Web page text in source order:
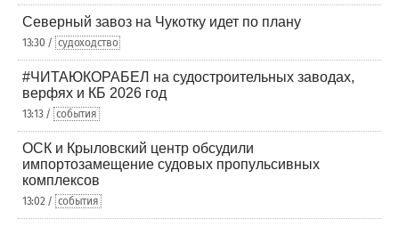
Северный завоз на Чукотку идет по плану
13:30 / судоходство
#ЧИТАЮКОРАБЕЛ на судостроительных заводах,
верфях и КБ 2026 год
13:13 / события
ОСК и Крыловский центр обсудили
импортозамещение судовых пропульсивных
комплексов
13:02 / события